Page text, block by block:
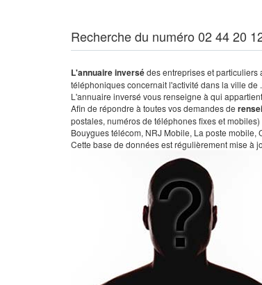
Recherche du numéro 02 44 20
L'annuaire inversédes entreprises et particuliers
téléphoniques concernait l'activité dans la ville de .
L'annuaire inversé vous renseigne à qui
Afin de répondre à toutes vos demandes de
postales, numéros de téléphones fixes et
Bouygues télécom, NRJ Mobile, La poste mobile,
Cette base de données est régulièrement mise à